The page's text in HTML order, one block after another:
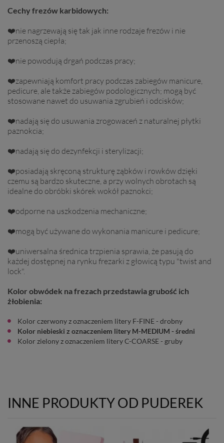
Cechy frezów karbidowych:
❤️nie nagrzewają się tak jak inne rodzaje frezów i nie
przenoszą ciepła;
❤️nie powodują drgań podczas pracy;
❤️zapewniają komfort pracy podczas zabiegów manicure,
pedicure, ale także zabiegów podologicznych; mogą być
stosowane nawet do usuwania zgrubień i odcisków;
❤️nadają się do usuwania zrogowaceń z naturalnej płytki
paznokcia;
❤️nadają się do dezynfekcji i sterylizacji;
❤️posiadają skręconą strukturę ząbków i rowków dzięki
czemu są bardzo skuteczne, a przy wolnych obrotach są
idealne do obróbki skórek wokół paznokci;
❤️odporne na uszkodzenia mechaniczne;
❤️mogą być używane do wykonania manicure i pedicure;
❤️uniwersalna średnica trzpienia sprawia, że pasują do
każdej dostępnej na rynku frezarki z głowicą typu "twist and
lock".
Kolor obwódek na frezach przedstawia grubość ich
żłobienia:
Kolor czerwony z oznaczeniem litery F-FINE - drobny
Kolor niebieski z oznaczeniem litery M-MEDIUM - średni
Kolor zielony z oznaczeniem litery C-COARSE - gruby
INNE PRODUKTY OD PUDEREK